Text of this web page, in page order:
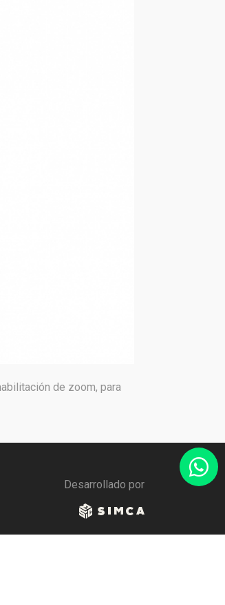
de zoom, para
Desarrollado por